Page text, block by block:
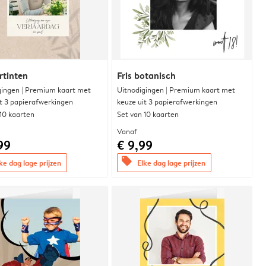
| Premium kaart met
3 papierafwerkingen
kaarten
dag lage prijzen
Fris botanisch
Uitnodigingen | Premium kaart met
keuze uit 3 papierafwerkingen
Set van 10 kaarten
Vanaf
€ 9,99
offers Elke dag lage prijzen